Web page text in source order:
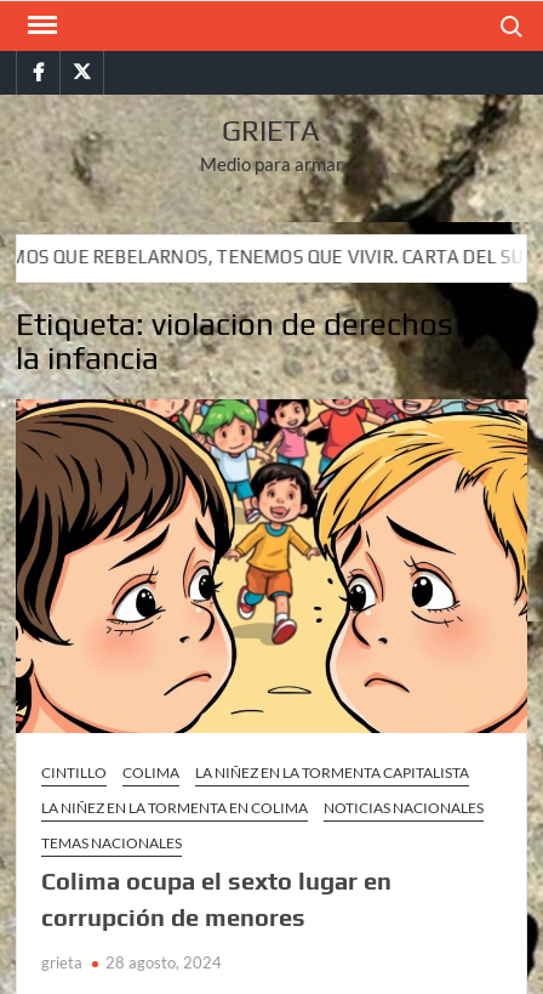
Saltar
contenidoFacebookTwitter
GRIETA
Medio para armar
TENEMOS QUE VIVIR. CARTA DEL SUBCOMANDANTE
TENEMOS QUE VIVIR. CARTA DEL SUBCOMANDANTE
Etiqueta:violacion de derechos de
la infancia
CINTILLO COLIMA
LA NIÑEZ EN LA TORMENTA CAPITALISTA
LA NIÑEZ EN LA TORMENTA EN COLIMA
NOTICIAS NACIONALES
TEMAS NACIONALES
Colima ocupa el sexto lugar en
corrupción de menores
grieta 28 agosto, 2024